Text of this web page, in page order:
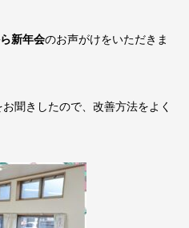
新年会のお声がけをいただきま
聞きしたので、改善方法をよく